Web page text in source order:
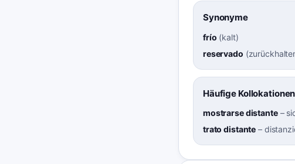
Synonyme
frío (kalt)
reservado (
Häufige Kollokationen
mostrarse distante–
trato distante –